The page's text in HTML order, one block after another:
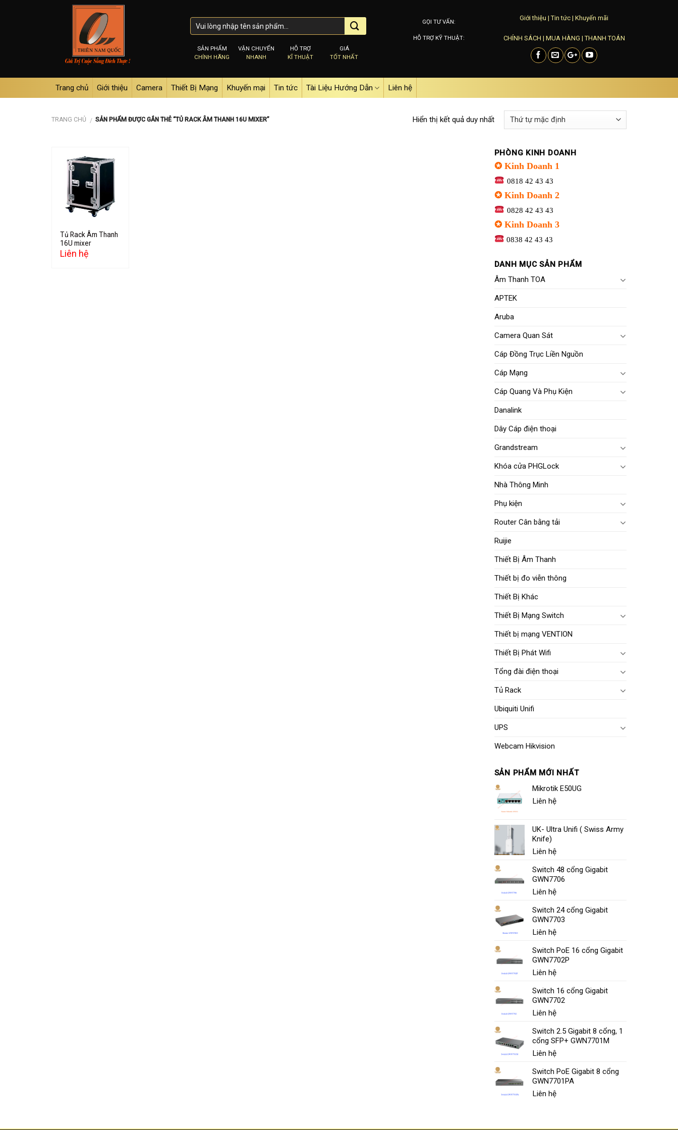
SẢN PHẨM
CHÍNH HÃNG
VẬN CHUYỂN
NHANH
HỖ TRỢ
KĨ THUẬT
GIÁ
TỐT NHẤT
GỌI TƯ VẤN:
HỖ TRỢ KỸ THUẬT:
Giới thiệu |Tin tức | Khuyến mãi
CHÍNH SÁCH | MUA HÀNG |THANH TOÁN
Trang chủ Giới thiệu Camera Thiết Bị Mạng Khuyến mại Tin tức Tài Liệu Hướng Dẫn Liên hệ
TRANG CHỦ / SẢN PHẨM ĐƯỢC GẮN THẺ “TỦ RACK ÂM THANH 16U MIXER” Hiển thị kết quả duy nhất
wishlist
Tủ Rack Âm Thanh
16U mixer
Liên hệ
PHÒNG KINH DOANH
✪ Kinh Doanh 1
0818 42 43 43
✪ Kinh Doanh 2
0828 42 43 43
✪ Kinh Doanh 3
0838 42 43 43
DANH MỤC SẢN PHẨM
Âm Thanh TOA
APTEK
Aruba
Camera Quan Sát
Cáp Đồng Trục Liền Nguồn
Cáp Mạng
Cáp Quang Và Phụ Kiện
Danalink
Dây Cáp điện thoại
Grandstream
Khóa cửa PHGLock
Nhà Thông Minh
Phụ kiện
Router Cân bằng tải
Ruijie
Thiết Bị Âm Thanh
Thiết bị đo viễn thông
Thiết Bị Khác
Thiết Bị Mạng Switch
Thiết bị mạng VENTION
Thiết Bị Phát Wifi
Tổng đài điện thoại
Tủ Rack
Ubiquiti Unifi
UPS
Webcam Hikvision
SẢN PHẨM MỚI NHẤT
Mikrotik E50UG
Liên hệ
UK- Ultra Unifi ( Swiss Army
Knife)
Liên hệ
Switch 48 cổng Gigabit
GWN7706
Liên hệ
Switch 24 cổng Gigabit
GWN7703
Liên hệ
Switch PoE 16 cổng Gigabit
GWN7702P
Liên hệ
Switch 16 cổng Gigabit
GWN7702
Liên hệ
Switch 2.5 Gigabit 8 cổng, 1
cổng SFP+ GWN7701M
Liên hệ
Switch PoE Gigabit 8 cổng
GWN7701PA
Liên hệ